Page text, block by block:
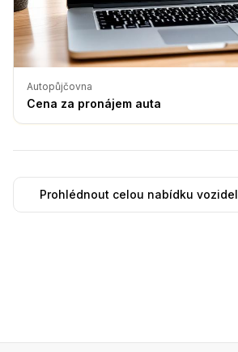
Autopůjčovna
Cena za pronájem auta
Prohlédnout celou nabídku vozidel